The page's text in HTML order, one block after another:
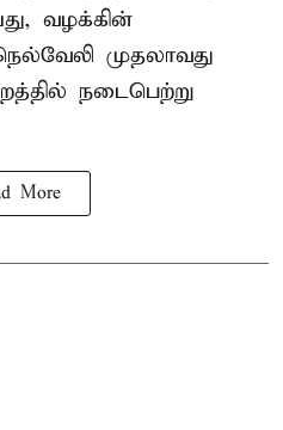
வழக்கின்
முதலாவது
நடைபெற்று
More